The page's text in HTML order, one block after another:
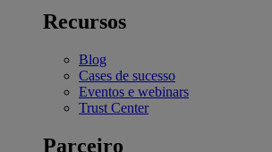
Recursos
Blog
Cases de sucesso
Eventos e webinars
Trust Center
Parceiro